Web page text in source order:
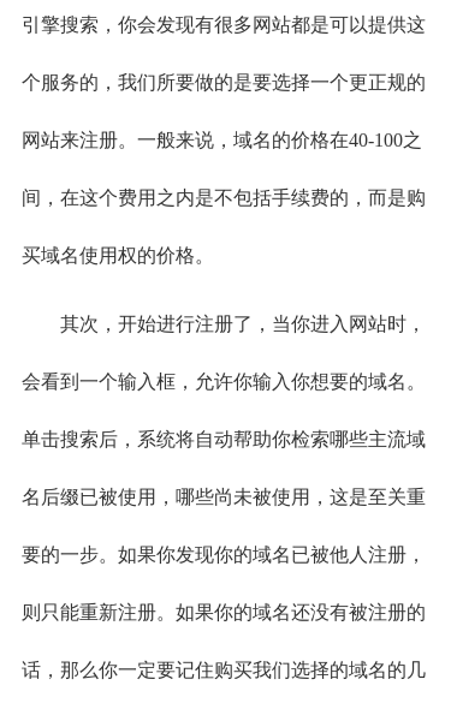
引擎搜索，你会发现有很多网站都是可以提供这
个服务的，我们所要做的是要选择一个更正规的
网站来注册。一般来说，域名的价格在40-100之
间，在这个费用之内是不包括手续费的，而是购
买域名使用权的价格。
其次，开始进行注册了，当你进入网站时，
会看到一个输入框，允许你输入你想要的域名。
单击搜索后，系统将自动帮助你检索哪些主流域
名后缀已被使用，哪些尚未被使用，这是至关重
要的一步。如果你发现你的域名已被他人注册，
则只能重新注册。如果你的域名还没有被注册的
话，那么你一定要记住购买我们选择的域名的几